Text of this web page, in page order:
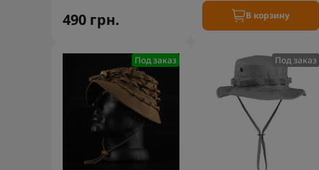
490 грн. В корзину
Под заказ Под заказ